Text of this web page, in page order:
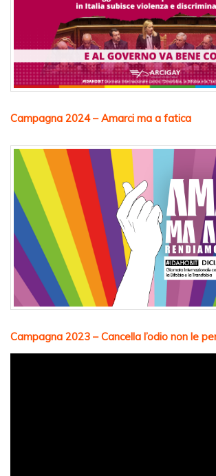
Campagna 2024 – Amarci ma a fatica
Campagna 2023 – Cancella l’odio non le